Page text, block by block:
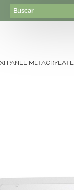
PANEL METACRYLATE